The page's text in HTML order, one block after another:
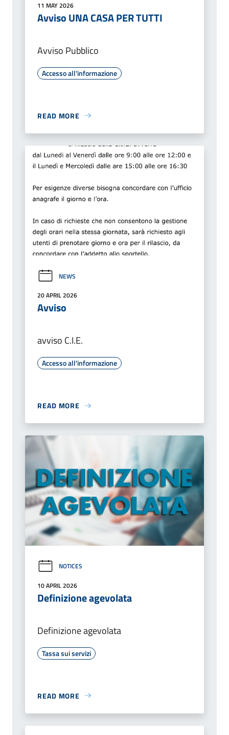
11 MAY 2026
Avviso UNA CASA PER TUTTI
Avviso Pubblico
Accesso all'informazione
READ MORE
NEWS
20 APRIL 2026
Avviso
avviso C.I.E.
Accesso all'informazione
READ MORE
NOTICES
10 APRIL 2026
Definizione agevolata
Definizione agevolata
Tassa sui servizi
READ MORE